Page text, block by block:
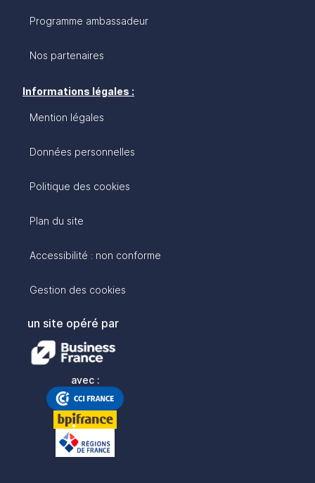
Programme ambassadeur
Nos partenaires
Informations légales :
Mention légales
Données personnelles
Politique des cookies
Plan du site
Accessibilité : non conforme
Gestion des cookies
un site opéré par
avec :